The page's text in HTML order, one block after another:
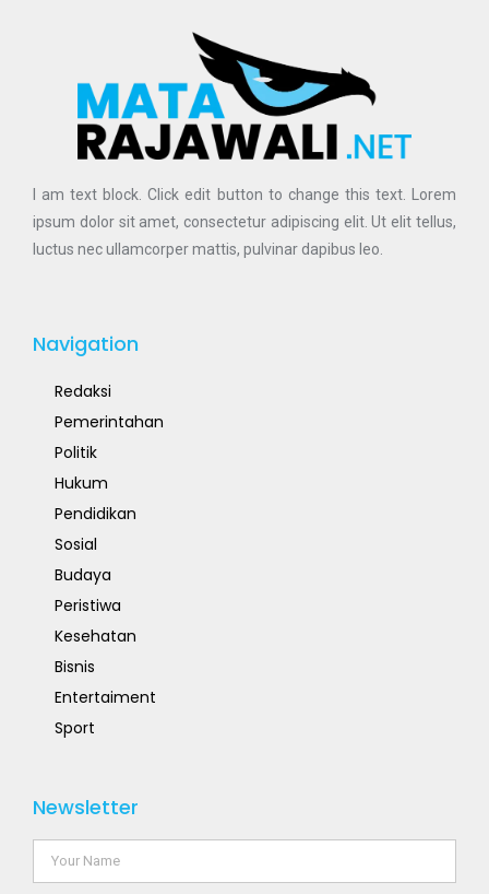
I am text block. Click edit button to change this text. Lorem
ipsum dolor sit amet, consectetur adipiscing elit. Ut elit tellus,
luctus nec ullamcorper mattis, pulvinar dapibus leo.
Navigation
Redaksi
Pemerintahan
Politik
Hukum
Pendidikan
Sosial
Budaya
Peristiwa
Kesehatan
Bisnis
Entertaiment
Sport
Newsletter